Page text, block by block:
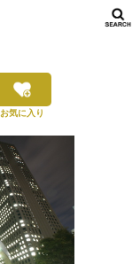
お気に入り